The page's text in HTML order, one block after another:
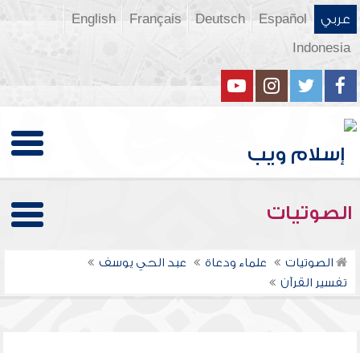
عربي Español
Deutsch
Français
English
Indonesia
الصوتيات
الصوتيات علماء ودعاة
عبد الحي يوسف
تفسير القرآن